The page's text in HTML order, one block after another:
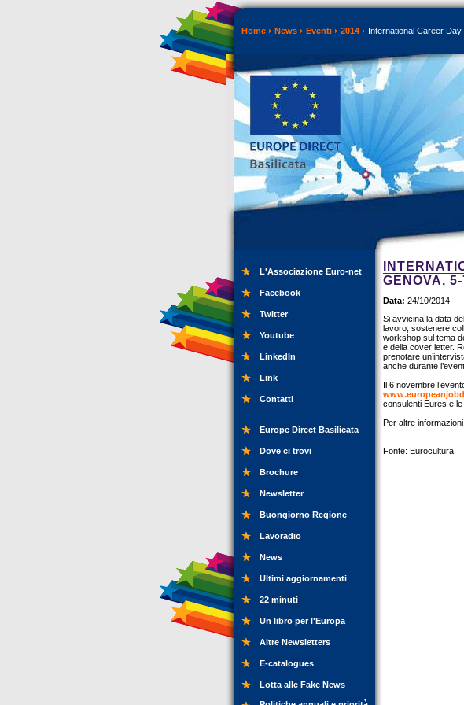
Home News Eventi 2014 International Career
L'Associazione Euro-net
Facebook
Twitter
Youtube
LinkedIn
Link
Contatti
Europe Direct Basilicata
Dove ci trovi
Brochure
Newsletter
Buongiorno Regione
Lavoradio
News
Ultimi aggiornamenti
22 minuti
Un libro per l'Europa
Altre Newsletters
E-catalogues
Lotta alle Fake News
GENOVA,
Data: 24/10/2014
Si avvicina la data
lavoro, sostenere
workshop sul tema
e della cover letter.
prenotare
anche durante
Il 6 novembre
consulenti Eures e
Per altre
Fonte: Eurocultura.